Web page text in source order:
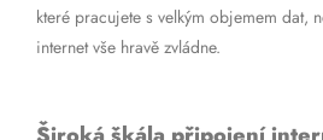
které pracujete s velkým objemem dat,
internet vše hravě zvládne.